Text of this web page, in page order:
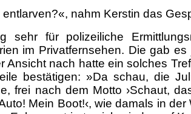
nahm Kerstin das
sehr für polizeiliche
im Privatfernsehen. Die gab
nach hatte ein solches
bestätigen: »Da schau, die
frei nach dem Motto ›Schaut,
Mein Boot!‹, wie damals in